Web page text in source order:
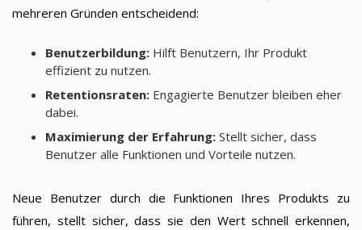
mehreren Gründen entscheidend:
Benutzerbildung:Hilft Benutzern, Ihr Produkt
effizient zu nutzen.
Retentionsraten:Engagierte Benutzer bleiben eher
dabei.
Maximierung der Erfahrung:Stellt sicher, dass
Benutzer alle Funktionen und Vorteile nutzen.
Neue Benutzer durch die Funktionen Ihres Produkts zu
führen, stellt sicher, dass sie den Wert schnell erkennen,